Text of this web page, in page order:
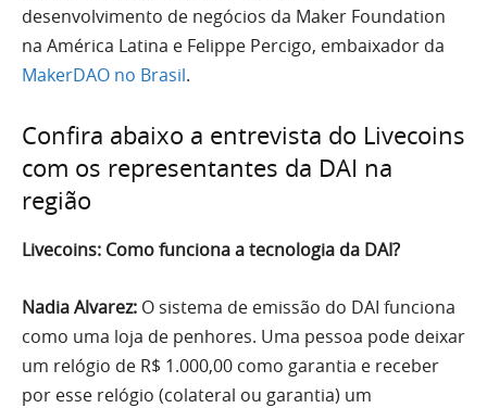
desenvolvimento de negócios da Maker Foundation
na América Latina e Felippe Percigo, embaixador da
MakerDAO no Brasil.
Confira abaixo a entrevista do Livecoins
com os representantes da DAI na
região
Livecoins: Como funciona a tecnologia da DAI?
Nadia Alvarez: O sistema de emissão do DAI funciona
como uma loja de penhores. Uma pessoa pode deixar
um relógio de R$ 1.000,00 como garantia e receber
por esse relógio (colateral ou garantia) um